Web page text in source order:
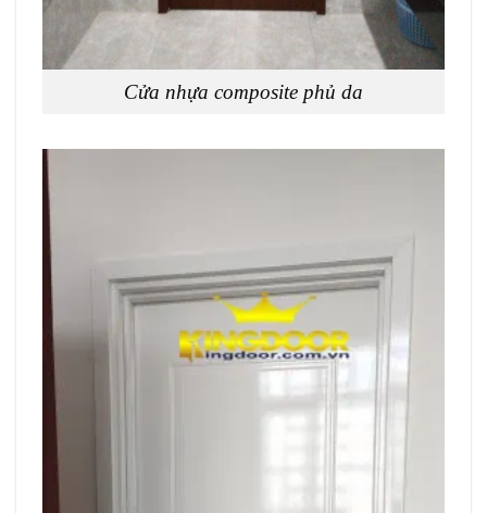
Cửa nhựa composite phủ da